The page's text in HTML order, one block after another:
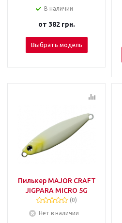
В наличии
от 382 грн.
Выбрать модель
Пилькер MAJOR CRAFT
JIGPARA MICRO 5G
(0)
Нет в наличии